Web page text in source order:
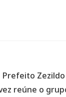
Prefeito
reúne o